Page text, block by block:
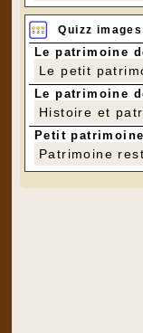
Quizz images
Le patrimoine
Le petit
Le patrimoine
Histoire et
Petit
Patrimoine